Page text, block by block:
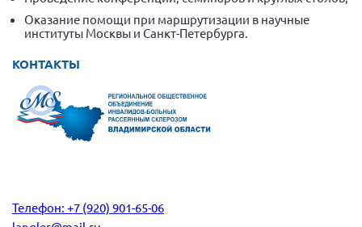
Четвертый съезд
Пятый съезд
Шестой съезд
ОФ «Фонд содействия больным рассеянным
Новости: Казахстан
Методическая литература для НКО
Оказание помощи при маршрутизации в научные
институты Москвы и Санкт-Петербурга.
КОНТАКТЫ
Телефон: +7 (920) 901-65-06